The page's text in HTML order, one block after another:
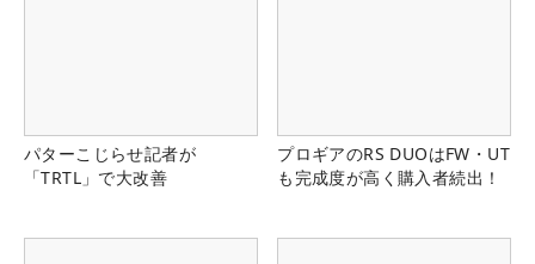
パターこじらせ記者が
「TRTL」で大改善
プロギアのRS DUOはFW・UT
も完成度が高く購入者続出！